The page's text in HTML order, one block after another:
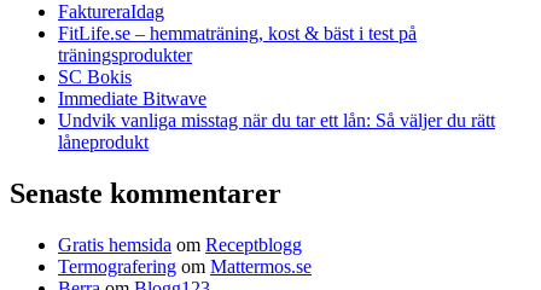
FaktureraIdag
FitLife.se – hemmaträning, kost & bäst i test på
träningsprodukter
SC Bokis
Immediate Bitwave
Undvik vanliga misstag när du tar ett lån: Så väljer du rätt
låneprodukt
Senaste kommentarer
Gratis hemsida om Receptblogg
Termografering om Mattermos.se